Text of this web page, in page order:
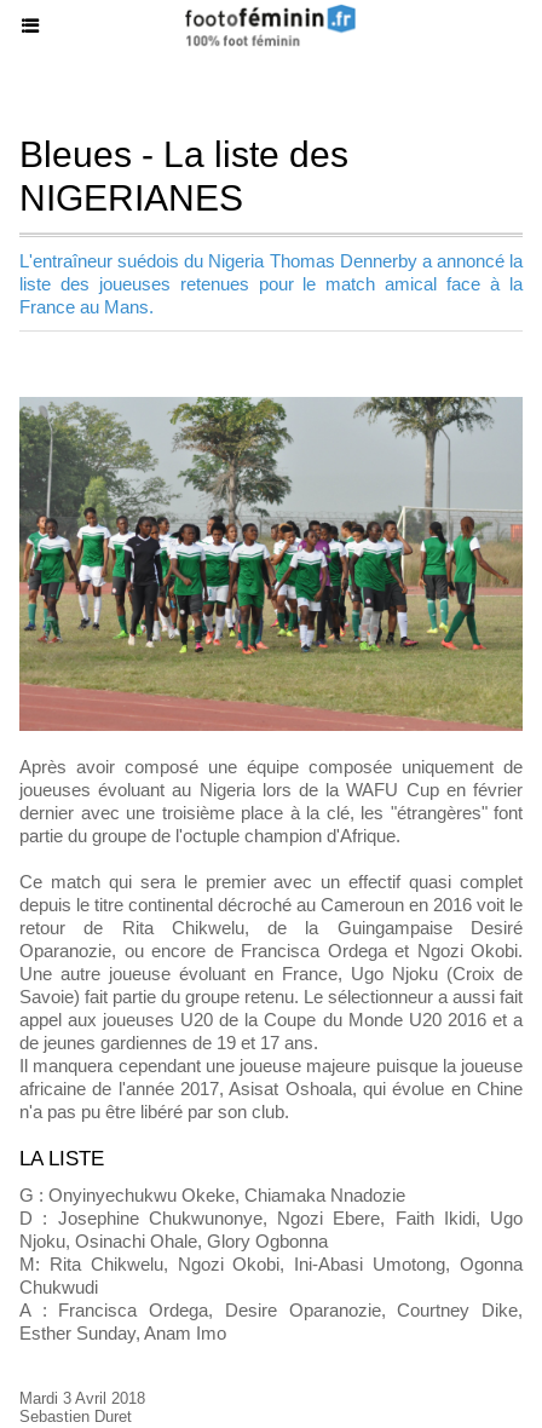
Bleues - La liste des
NIGERIANES
L'entraîneur suédois du Nigeria Thomas Dennerby a annoncé la
liste des joueuses retenues pour le match amical face à la
France au Mans.
Après avoir composé une équipe composée uniquement de
joueuses évoluant au Nigeria lors de la WAFU Cup en février
dernier avec une troisième place à la clé, les "étrangères" font
partie du groupe de l'octuple champion d'Afrique.
Ce match qui sera le premier avec un effectif quasi complet
depuis le titre continental décroché au Cameroun en 2016 voit le
retour de Rita Chikwelu, de la Guingampaise Desiré
Oparanozie, ou encore de Francisca Ordega et Ngozi Okobi.
Une autre joueuse évoluant en France, Ugo Njoku (Croix de
Savoie) fait partie du groupe retenu. Le sélectionneur a aussi fait
appel aux joueuses U20 de la Coupe du Monde U20 2016 et a
de jeunes gardiennes de 19 et 17 ans.
Il manquera cependant une joueuse majeure puisque la joueuse
africaine de l'année 2017, Asisat Oshoala, qui évolue en Chine
n'a pas pu être libéré par son club.
LA LISTE
G : Onyinyechukwu Okeke, Chiamaka Nnadozie
D : Josephine Chukwunonye, Ngozi Ebere, Faith Ikidi, Ugo
Njoku, Osinachi Ohale, Glory Ogbonna
M: Rita Chikwelu, Ngozi Okobi, Ini-Abasi Umotong, Ogonna
Chukwudi
A : Francisca Ordega, Desire Oparanozie, Courtney Dike,
Esther Sunday, Anam Imo
Mardi 3 Avril 2018
Sebastien Duret